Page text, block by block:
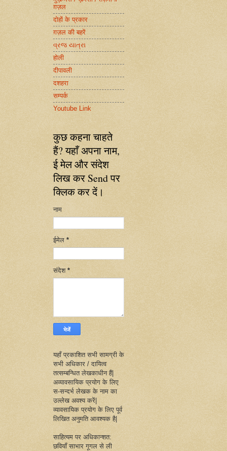
ग़ज़ल
दोहों के प्रकार
ग़ज़ल की बहरें
વ્રજ યાત્રા
होली
दीपावली
दशहरा
सम्पर्क
Youtube Link
कुछ कहना चाहते
हैं? यहाँ अपना नाम,
ई मेल और संदेश
लिख कर Send पर
क्लिक कर दें।
नाम
ईमेल *
संदेश *
यहाँ प्रकाशित सभी सामग्री के
सभी अधिकार / दायित्व
तत्सम्बन्धित लेखकाधीन हैं|
अव्यावसायिक प्रयोग के लिए
स-सन्दर्भ लेखक के नाम का
उल्लेख अवश्य करें|
व्यावसायिक प्रयोग के लिए पूर्व
लिखित अनुमति आवश्यक है|
साहित्यम पर अधिकान्शत:
छवियाँ साभार गूगल से ली